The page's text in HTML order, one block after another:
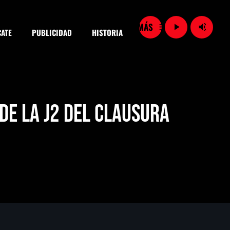
PUBLICIDAD HISTORIA menu play_arrow volume_up
la J2 del Clausura